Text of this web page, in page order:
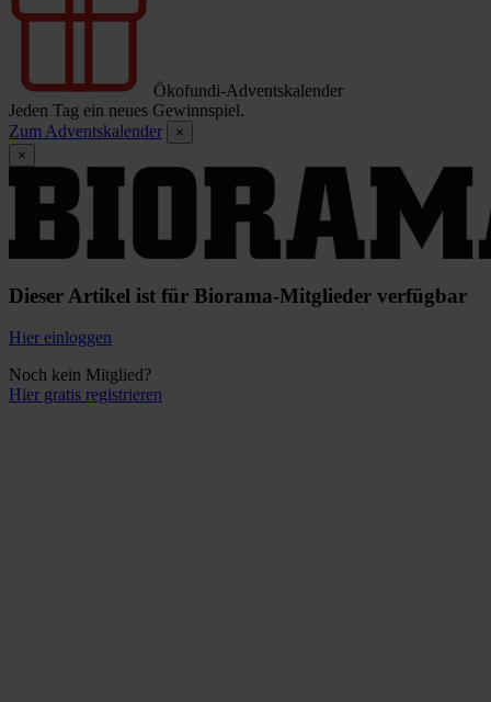
Ökofundi-Adventskalender
Jeden Tag ein neues Gewinnspiel.
Zum Adventskalender
×
×
Dieser Artikel ist für Biorama-Mitglieder verfügbar
Hier einloggen
Noch kein Mitglied?
Hier gratis registrieren